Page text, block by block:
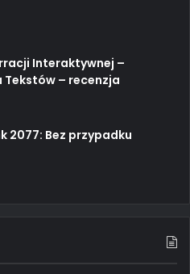
Interaktywnej –
– recenzja
2077: Bez przypadku